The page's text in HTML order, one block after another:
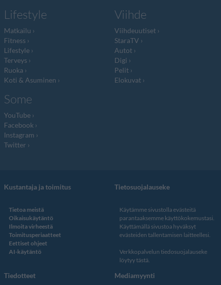
Lifestyle
Matkailu
Fitness
Lifestyle
Terveys
Ruoka
Koti & Asuminen
Viihde
Viihdeuutiset
StaraTV
Autot
Digi
Pelit
Elokuvat
Some
YouTube
Facebook
Instagram
Twitter
Kustantaja ja toimitus
Tietoa meistä
Oikaisukäytäntö
Ilmoita virheestä
Toimitusperiaatteet
Eettiset ohjeet
AI-käytäntö
Tietosuojalauseke
Käytämme sivustolla evästeitä
parantaaksemme käyttökokemustasi.
Käyttämällä sivustoa hyväksyt
evästeiden tallentamisen laitteellesi.
Verkkopalvelun tiedosuojalauseke
löytyy tästä
Tiedotteet Mediamyynti